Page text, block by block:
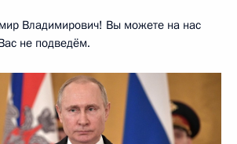
Владимирович! Вы можете на нас
не подведём.